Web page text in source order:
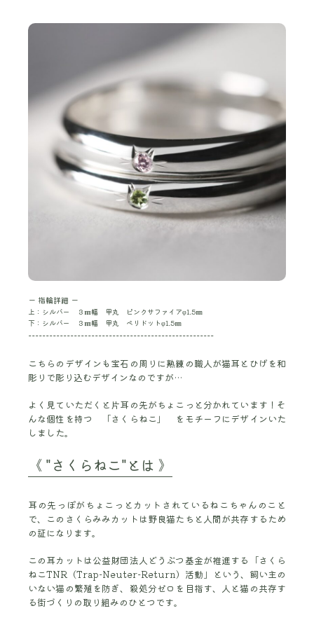
ー 指輪詳細 ー
上：シルバー ３㎜幅 甲丸 ピンクサファイアφ1.5㎜
下：シルバー ３㎜幅 甲丸 ペリドットφ1.5㎜
-----------------------------------------------------
こちらのデザインも宝石の周りに熟練の職人が猫耳とひげを和
彫りで彫り込むデザインなのですが…
よく見ていただくと片耳の先がちょこっと分かれています！そ
んな個性を持つ 「さくらねこ」 をモチーフにデザインいた
しました。
《 "さくらねこ"とは 》
耳の先っぽがちょこっとカットされているねこちゃんのこと
で、このさくらみみカットは野良猫たちと人間が共存するため
の証になります。
この耳カットは公益財団法人どうぶつ基金が推進する「さくら
ねこTNR（Trap-Neuter-Return）活動」という、飼い主の
いない猫の繁殖を防ぎ、殺処分ゼロを目指す、人と猫の共存す
る街づくりの取り組みのひとつです。